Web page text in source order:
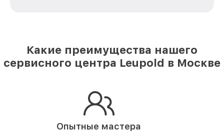
Какие преимущества нашего
сервисного центра Leupold в Москве
Опытные мастера